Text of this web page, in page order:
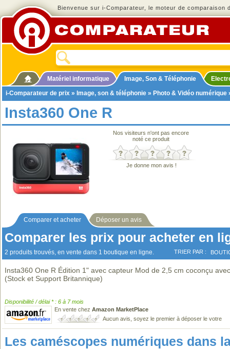
Bienvenue sur i-Comparateur, le moteur de comparaison
Matériel informatique Image, Son & Téléphonie
i-Comparateur de prix » Image, son & téléphonie » Photo & Vidéo numérique
Insta360 One R
Nos visiteurs n'ont pas encore
noté ce produit
Je donne mon avis !
Comparer et acheter Déposer un avis
Comparer les prix pour acheter en
2 produits trouvés, en vente dans 1 boutique en ligne. TRIER PAR :
Insta360 One R Édition 1" avec capteur Mod de 2,5 cm coconçu
(Stock et Support Britannique)
Disponibilité / délai * : 6 à 7 mois
En vente chez Amazon MarketPlace
Aucun avis, soyez le premier à déposer le votre
Les caméscopes numériques dans